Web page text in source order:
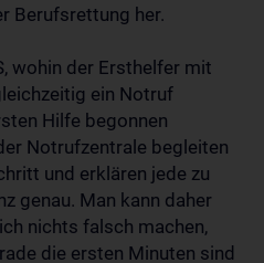
Berufsrettung her.
wohin der Ersthelfer mit
ein Notruf
Hilfe begonnen
Notrufzentrale begleiten
und erklären jede zu
genau. Man kann daher
nichts falsch machen,
die ersten Minuten sind